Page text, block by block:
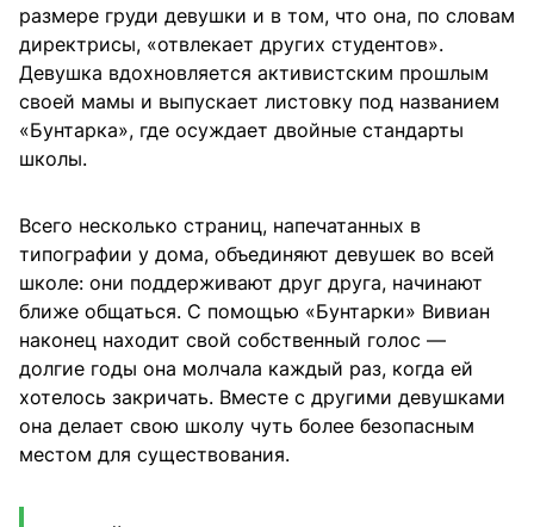
размере груди девушки и в том, что она, по словам
директрисы, «отвлекает других студентов».
Девушка вдохновляется активистским прошлым
своей мамы и выпускает листовку под названием
«Бунтарка», где осуждает двойные стандарты
школы.
Всего несколько страниц, напечатанных в
типографии у дома, объединяют девушек во всей
школе: они поддерживают друг друга, начинают
ближе общаться. С помощью «Бунтарки» Вивиан
наконец находит свой собственный голос —
долгие годы она молчала каждый раз, когда ей
хотелось закричать. Вместе с другими девушками
она делает свою школу чуть более безопасным
местом для существования.